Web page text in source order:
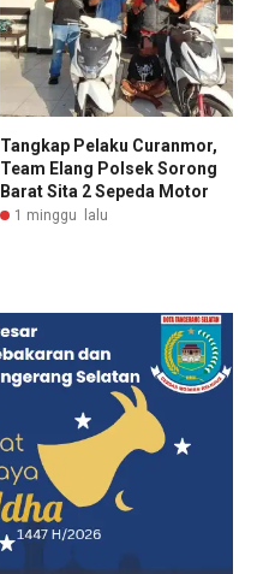
Tangkap Pelaku Curanmor,
Team Elang Polsek Sorong
Barat Sita 2 Sepeda Motor
1 minggu lalu